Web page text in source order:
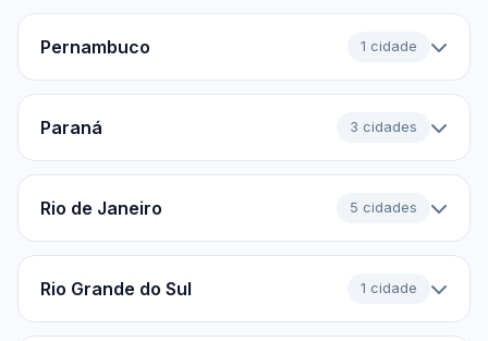
Pernambuco 1 cidade
Paraná 3 cidades
Rio de Janeiro 5 cidades
Rio Grande do Sul 1 cidade